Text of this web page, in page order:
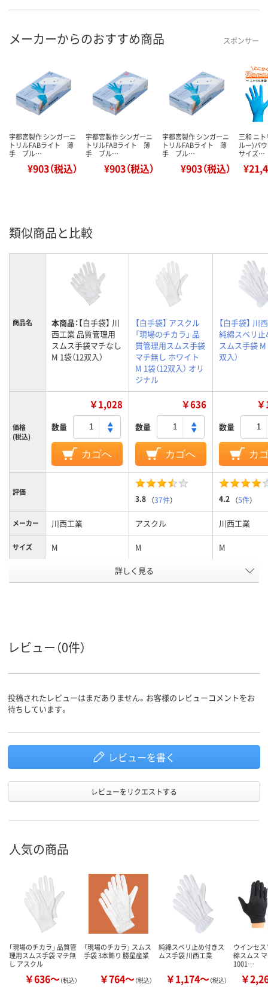
メーカーからのおすすめ商品 スポンサー
宇都宮製作 シンガーニ
トリルFABライト 薄
手 ブル…
¥903（税込）
宇都宮製作 シンガーニ
トリルFABライト 薄
手 ブル…
¥903（税込）
宇都宮製作 シンガーニ
トリルFABライト 薄
手 ブル…
¥903（税込）
三和 ニ
ルー)パ
サイズ…
類似商品と比較
商品名 本商品：【白手袋】 川
西工業 品質管理用
スムス手袋マチなし
M 1袋（12双入）
【白手袋】 アスクル
「現場のチカラ」 品
質管理用スムス手袋
マチ無し ホワイト
M 1袋（12双入） オリ
ジナル
【白手袋】 川
純綿スベリ止
スムス手袋 M
双入）
価格
(税込)
￥1,028
数量
カゴへ
￥636
数量
カゴへ
数量
カ
評価
3.8 （37件） 4.2 （5件）
メーカー 川西工業 アスクル 川西工業
サイズ M M M
15 15 15
詳しく見る
レビュー（0件）
投稿されたレビューはまだありません。お客様のレビューコメントをお
待ちしています。
レビューを書く
レビューをリクエストする
人気の商品
「現場のチカラ」 品質管
理用スムス手袋 マチ無
し アスクル
￥636～（税込）
「現場のチカラ」 スムス
手袋 3本飾り 勝星産業
￥764～（税込）
純綿スベリ止め付きス
ムス手袋 川西工業
￥1,174～（税込）
ウインセス
綿スムス
1001…
￥